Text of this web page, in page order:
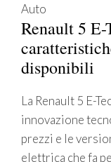
Auto
Renault 5
disponibili
La Renault 5 E-
innovazione
prezzi e le
elettrica che fa